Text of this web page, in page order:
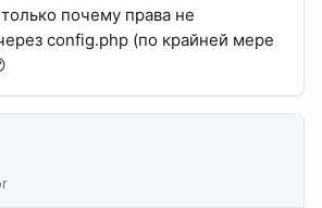
почему права не
config.php (по крайней мере